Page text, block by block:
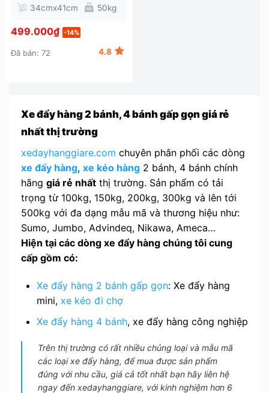
34cmx41cm 50kg
499.000₫ -14%
Đã bán: 72 4.8
Xe đẩy hàng 2 bánh, 4 bánh gấp gọn giá rẻ
nhất thị trường
xedayhanggiare.com chuyên phân phối các dòng
xe đẩy hàng, xe kéo hàng 2 bánh, 4 bánh chính
hãng giá rẻ nhất thị trường. Sản phẩm có tải
trọng từ 100kg, 150kg, 200kg, 300kg và lên tới
500kg với đa dạng mẫu mã và thương hiệu như:
Sumo, Jumbo, Advindeq, Nikawa, Ameca…
Hiện tại các dòng xe đẩy hàng chúng tôi cung
cấp gồm có:
Xe đẩy hàng 2 bánh gấp gọn: Xe đẩy hàng
mini, xe kéo đi chợ
Xe đẩy hàng 4 bánh, xe đẩy hàng công nghiệp
Trên thị trường có rất nhiều chủng loại và mẫu mã
các loại xe đẩy hàng, để mua được sản phẩm
đúng với nhu cầu, giá cả tốt nhất bạn hãy liên hệ
ngay đến xedayhanggiare, với kinh nghiệm hơn 6